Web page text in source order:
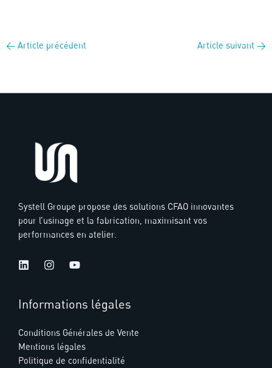
←Article précédent Article suivant→
Systell Groupe propose des solutions CFAO innovantes
pour l’usinage et la fabrication, maximisant vos
performances en atelier.
Informations légales
Conditions Générales de Vente
Mentions légales
Politique de confidentialité